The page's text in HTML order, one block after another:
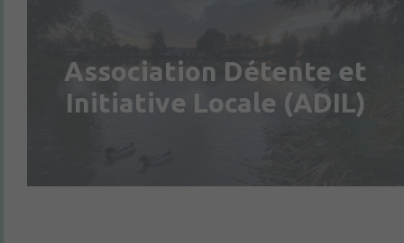
Association Détente et
Initiative Locale (ADIL)